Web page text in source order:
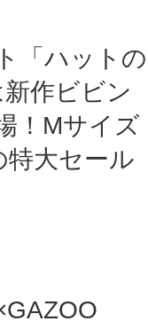
「ハットの
新作ビビン
！Mサイズ
特大セール